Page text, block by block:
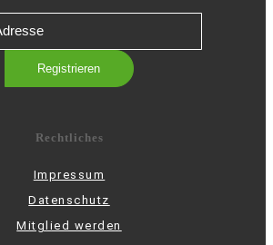
Rechtliches
Impressum
Datenschutz
Mitglied werden